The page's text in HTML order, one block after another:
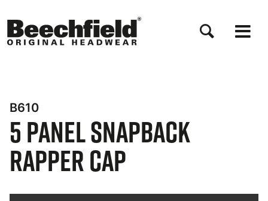
contenuto
B610
5 Panel Snapback
Rapper Cap